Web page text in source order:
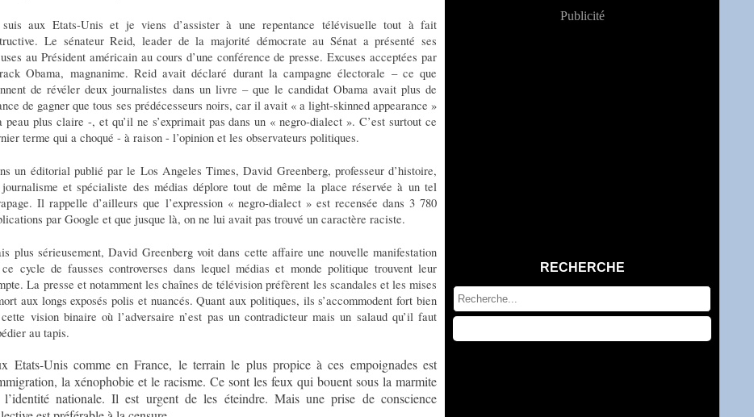
aux Etats-Unis et je viens d’assister à une repentance télévisuelle tout à fait
Le sénateur Reid, leader de la majorité démocrate au Sénat a présenté ses
au Président américain au cours d’une conférence de presse. Excuses acceptées par
Obama, magnanime. Reid avait déclaré durant la campagne électorale – ce que
de révéler deux journalistes dans un livre – que le candidat Obama avait plus de
de gagner que tous ses prédécesseurs noirs, car il avait « a light-skinned appearance »
peau plus claire -, et qu’il ne s’exprimait pas dans un « negro-dialect ». C’est surtout ce
terme qui a choqué - à raison - l’opinion et les observateurs politiques.
un éditorial publié par le Los Angeles Times, David Greenberg, professeur d’histoire,
et spécialiste des médias déplore tout de même la place réservée à un tel
Il rappelle d’ailleurs que l’expression « negro-dialect » est recensée dans 3 780
par Google et que jusque là, on ne lui avait pas trouvé un caractère raciste.
plus sérieusement, David Greenberg voit dans cette affaire une nouvelle manifestation
cycle de fausses controverses dans lequel médias et monde politique trouvent leur
La presse et notamment les chaînes de télévision préfèrent les scandales et les mises
aux longs exposés polis et nuancés. Quant aux politiques, ils s’accommodent fort bien
vision binaire où l’adversaire n’est pas un contradicteur mais un salaud qu’il faut
au tapis.
Etats-Unis comme en France, le terrain le plus propice à ces empoignades est
la xénophobie et le racisme. Ce sont les feux qui bouent sous la marmite
l’identité nationale. Il est urgent de les éteindre. Mais une prise de conscience
Publicité
RECHERCHE